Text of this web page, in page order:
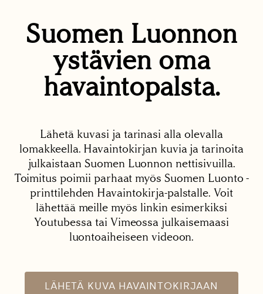
Suomen Luonnon
ystävien oma
havaintopalsta.
Lähetä kuvasi ja tarinasi alla olevalla
lomakkeella. Havaintokirjan kuvia ja tarinoita
julkaistaan Suomen Luonnon nettisivuilla.
Toimitus poimii parhaat myös Suomen Luonto -
printtilehden Havaintokirja-palstalle. Voit
lähettää meille myös linkin esimerkiksi
Youtubessa tai Vimeossa julkaisemaasi
luontoaiheiseen videoon.
LÄHETÄ KUVA HAVAINTOKIRJAAN